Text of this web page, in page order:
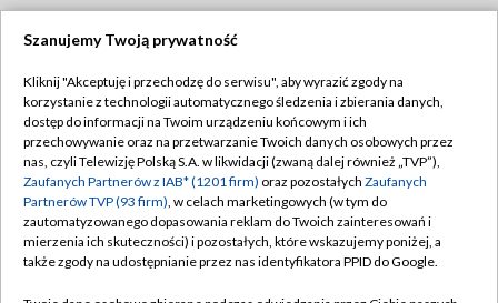
TVP
Abonament TVP
Emisja w TVP
Centrum informacji TVP
Naziemna Telewizja Cyfrowa
Regulamin TVP
Polityka prywatności
Moje zgody
Pomoc
Szanujemy Twoją prywatność
Kliknij "Akceptuję i przechodzę do serwisu", aby wyrazić zgody na
korzystanie z technologii automatycznego śledzenia i zbierania danych,
dostęp do informacji na Twoim urządzeniu końcowym i ich
przechowywanie oraz na przetwarzanie Twoich danych osobowych przez
nas, czyli Telewizję Polską S.A. w likwidacji (zwaną dalej również „TVP”),
Zaufanych Partnerów z IAB* (1201 firm) oraz pozostałych Zaufanych
Partnerów TVP (93 firm), w celach marketingowych (w tym do
zautomatyzowanego dopasowania reklam do Twoich zainteresowań i
mierzenia ich skuteczności) i pozostałych, które wskazujemy poniżej, a
także zgody na udostępnianie przez nas identyfikatora PPID do Google.